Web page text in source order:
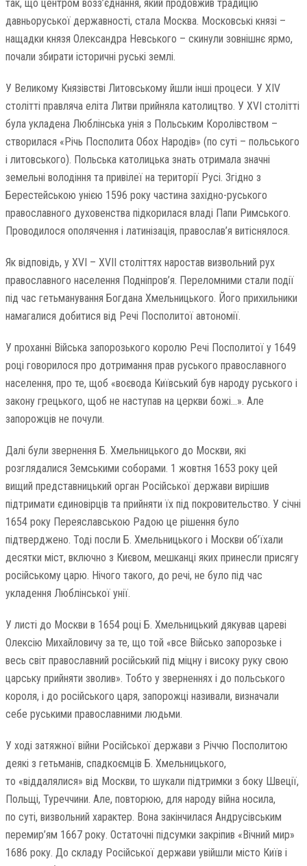
так, що центром возз’єднання, який продовжив традицію
давньоруської державності, стала Москва. Московські князі –
нащадки князя Олександра Невського – скинули зовнішнє ярмо,
почали збирати історичні руські землі.
У Великому Князівстві Литовському йшли інші процеси. У XIV
столітті правляча еліта Литви прийняла католицтво. У XVІ столітті
була укладена Люблінська унія з Польським Королівством –
створилася «Річь Посполита Обох Народів» (по суті – польського
і литовського). Польська католицька знать отримала значні
земельні володіння та привілеї на території Русі. Згідно з
Берестейською унією 1596 року частина західно-руського
православного духовенства підкорилася владі Папи Римського.
Проводилося ополячення і латинізація, православ’я витіснялося.
Як відповідь, у XVI – XVII століттях наростав визвольний рух
православного населення Подніпров’я. Переломними стали події
під час гетьманування Богдана Хмельницького. Його прихильники
намагалися добитися від Речі Посполитої автономії.
У проханні Війська запорозького королю Речі Посполитої у 1649
році говорилося про дотримання прав руського православного
населення, про те, щоб «воєвода Київський був народу руського і
закону грецького, щоб не наступав на церкви божі…». Але
запорожців не почули.
Далі були звернення Б. Хмельницького до Москви, які
розглядалися Земськими соборами. 1 жовтня 1653 року цей
вищий представницький орган Російської держави вирішив
підтримати єдиновірців та прийняти їх під покровительство. У січні
1654 року Переяславською Радою це рішення було
підтверджено. Тоді посли Б. Хмельницького і Москви об’їхали
десятки міст, включно з Києвом, мешканці яких принесли присягу
російському царю. Нічого такого, до речі, не було під час
укладення Люблінської унії.
У листі до Москви в 1654 році Б. Хмельницький дякував цареві
Олексію Михайловичу за те, що той «все Військо запорозьке і
весь світ православний російський під міцну і високу руку свою
царську прийняти зволив». Тобто у зверненнях і до польського
короля, і до російського царя, запорожці називали, визначали
себе руськими православними людьми.
У ході затяжної війни Російської держави з Річчю Посполитою
деякі з гетьманів, спадкоємців Б. Хмельницького,
то «віддалялися» від Москви, то шукали підтримки з боку Швеції,
Польщі, Туреччини. Але, повторюю, для народу війна носила,
по суті, визвольний характер. Вона закінчилася Андрусівським
перемир’ям 1667 року. Остаточні підсумки закріпив «Вічний мир»
1686 року. До складу Російської держави увійшли місто Київ і